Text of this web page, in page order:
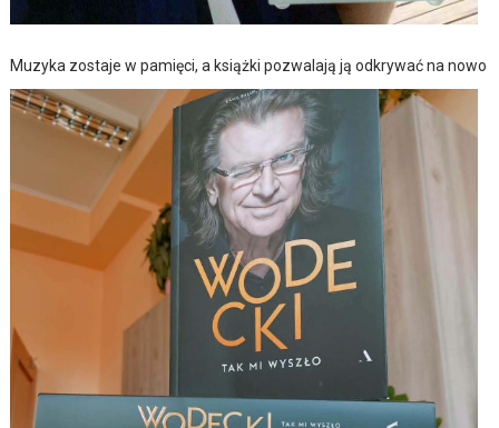
Muzyka zostaje w pamięci, a książki pozwalają ją odkrywać na nowo